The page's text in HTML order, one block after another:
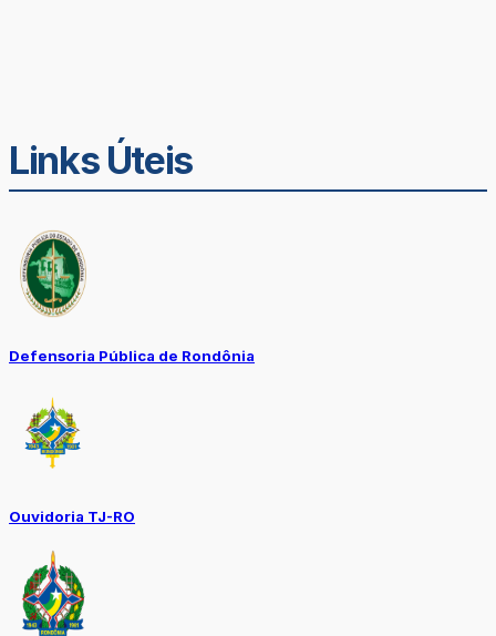
Links Úteis
Defensoria Pública de Rondônia
Ouvidoria TJ-RO